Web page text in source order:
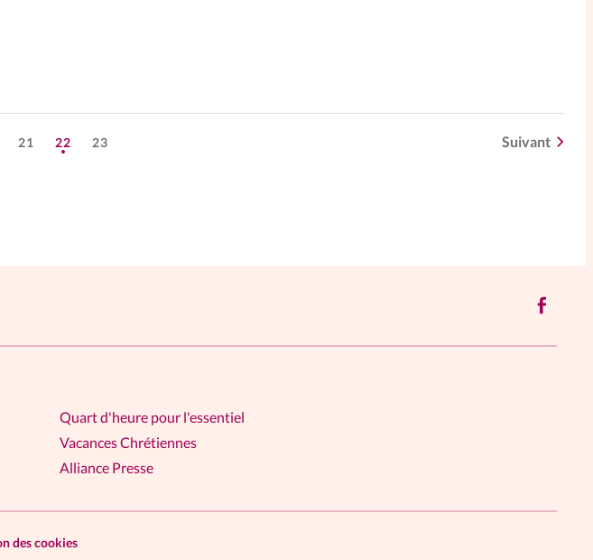
21 22 23 Suivant
Quart d'heure pour l'essentiel
Vacances Chrétiennes
Alliance Presse
des cookies